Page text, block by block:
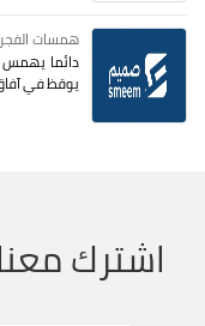
همسات الفجر
دائما يهمس
يوقظ في
اشترك